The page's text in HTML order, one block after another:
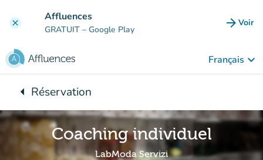
clear Affluences
GRATUIT – Google Play arrow_forward Voir
Français keyboard_arrow_down
arrow_leftRetour à :
Réservation
Coaching individuel
LabModa Servizi